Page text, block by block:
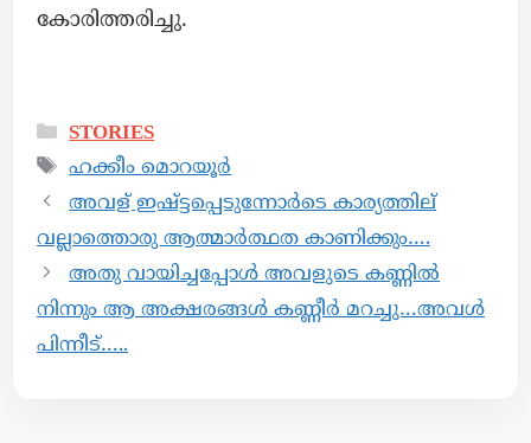
കോരിത്തരിച്ചു.
STORIES
ഹക്കീം മൊറയൂർ
അവള് ഇഷ്ട്ടപ്പെടുന്നോർടെ കാര്യത്തില്
വല്ലാത്തൊരു ആത്മാർത്ഥത കാണിക്കും….
അതു വായിച്ചപ്പോൾ അവളുടെ കണ്ണിൽ
നിന്നും ആ അക്ഷരങ്ങൾ കണ്ണീർ മറച്ചു…അവൾ
പിന്നീട്…..